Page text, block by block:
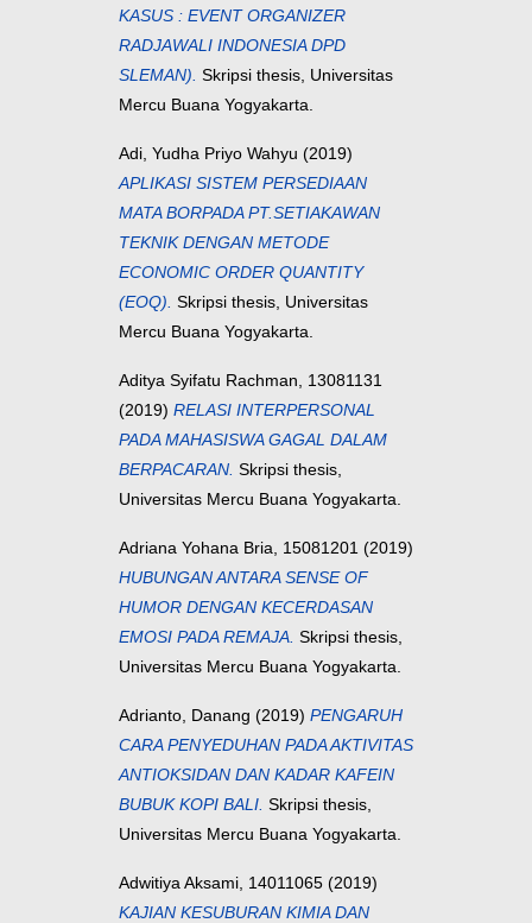
KASUS : EVENT ORGANIZER
RADJAWALI INDONESIA DPD
SLEMAN). Skripsi thesis, Universitas
Mercu Buana Yogyakarta.
Adi, Yudha Priyo Wahyu (2019)
APLIKASI SISTEM PERSEDIAAN
MATA BORPADA PT.SETIAKAWAN
TEKNIK DENGAN METODE
ECONOMIC ORDER QUANTITY
(EOQ). Skripsi thesis, Universitas
Mercu Buana Yogyakarta.
Aditya Syifatu Rachman, 13081131
(2019) RELASI INTERPERSONAL
PADA MAHASISWA GAGAL DALAM
BERPACARAN. Skripsi thesis,
Universitas Mercu Buana Yogyakarta.
Adriana Yohana Bria, 15081201 (2019)
HUBUNGAN ANTARA SENSE OF
HUMOR DENGAN KECERDASAN
EMOSI PADA REMAJA. Skripsi thesis,
Universitas Mercu Buana Yogyakarta.
Adrianto, Danang (2019) PENGARUH
CARA PENYEDUHAN PADA AKTIVITAS
ANTIOKSIDAN DAN KADAR KAFEIN
BUBUK KOPI BALI. Skripsi thesis,
Universitas Mercu Buana Yogyakarta.
Adwitiya Aksami, 14011065 (2019)
KAJIAN KESUBURAN KIMIA DAN